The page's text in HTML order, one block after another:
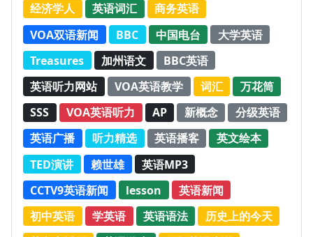
经济学人
英语词汇
商务英语
VOA双语新闻
BBC 中国电台
大学英语
Treasures
加州语文
BBC英语
英语听力网站
VOA英语教学 词汇
万花筒
SSS
VOA英语听力 AP 新概念
分级英语
英语广播
听力精选 英语播客
英文绘本
TED演讲
赖世雄
英语MP3
CCTV9英语新闻
lesson
英语新闻
初中英语
学英语 英语语法
历史上的今天